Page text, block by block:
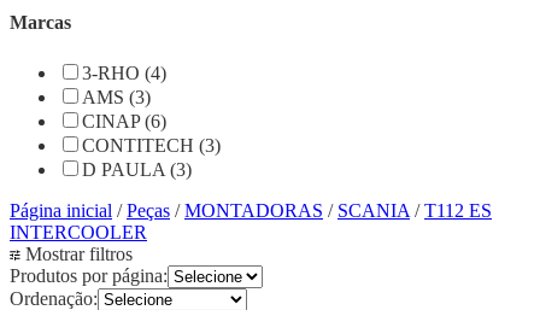
Marcas
3-RHO (4)
AMS (3)
CINAP (6)
CONTITECH (3)
D PAULA (3)
Página inicial /Peças /MONTADORAS / SCANIA /T112 ES
INTERCOOLER
Mostrar filtros
Produtos por página:
Ordenação: